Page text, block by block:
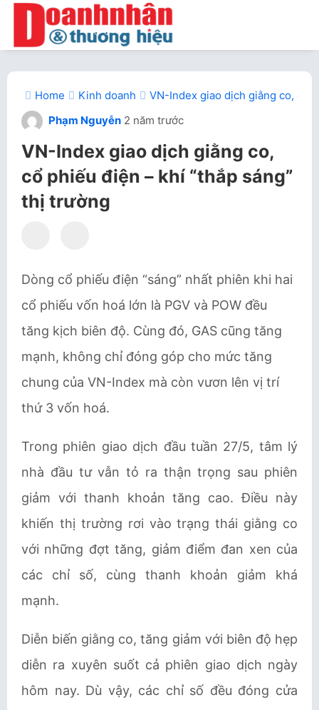
Home Kinh doanh
VN-Index giao dịch giằng co, cổ
Phạm Nguyễn 2 năm trước
VN-Index giao dịch giằng co,
cổ phiếu điện – khí “thắp sáng”
thị trường
Dòng cổ phiếu điện “sáng” nhất phiên khi hai
cổ phiếu vốn hoá lớn là PGV và POW đều
tăng kịch biên độ. Cùng đó, GAS cũng tăng
mạnh, không chỉ đóng góp cho mức tăng
chung của VN-Index mà còn vươn lên vị trí
thứ 3 vốn hoá.
Trong phiên giao dịch đầu tuần 27/5, tâm lý
nhà đầu tư vẫn tỏ ra thận trọng sau phiên
giảm với thanh khoản tăng cao. Điều này
khiến thị trường rơi vào trạng thái giằng co
với những đợt tăng, giảm điểm đan xen của
các chỉ số, cùng thanh khoản giảm khá
mạnh.
Diễn biến giằng co, tăng giảm với biên độ hẹp
diễn ra xuyên suốt cả phiên giao dịch ngày
hôm nay. Dù vậy, các chỉ số đều đóng cửa